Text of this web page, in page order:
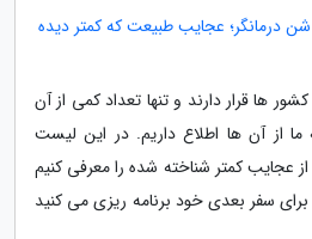
درمانگر؛ عجایب طبیعت که کمتر دیده
ها قرار دارند و تنها تعداد کمی از آن
از آن ها اطلاع داریم. در این لیست
عجایب کمتر شناخته شده را معرفی کنیم
سفر بعدی خود برنامه ریزی می کنید